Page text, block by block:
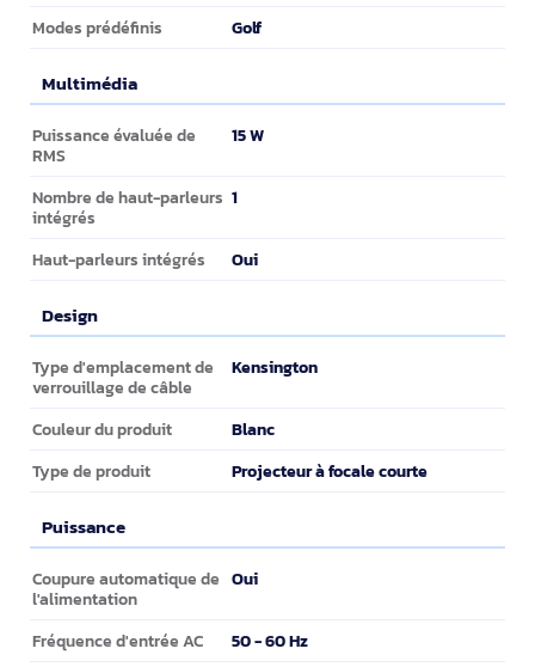
Modes prédéfinis Golf
Multimédia
Multimédia
Puissance évaluée de
RMS
15 W
Nombre de haut-parleurs
intégrés
1
Haut-parleurs intégrés Oui
Design
Design
Type d'emplacement de
verrouillage de câble
Kensington
Couleur du produit Blanc
Type de produit Projecteur à focale courte
Puissance
Puissance
Coupure automatique de
l'alimentation
Oui
Fréquence d'entrée AC 50 - 60 Hz